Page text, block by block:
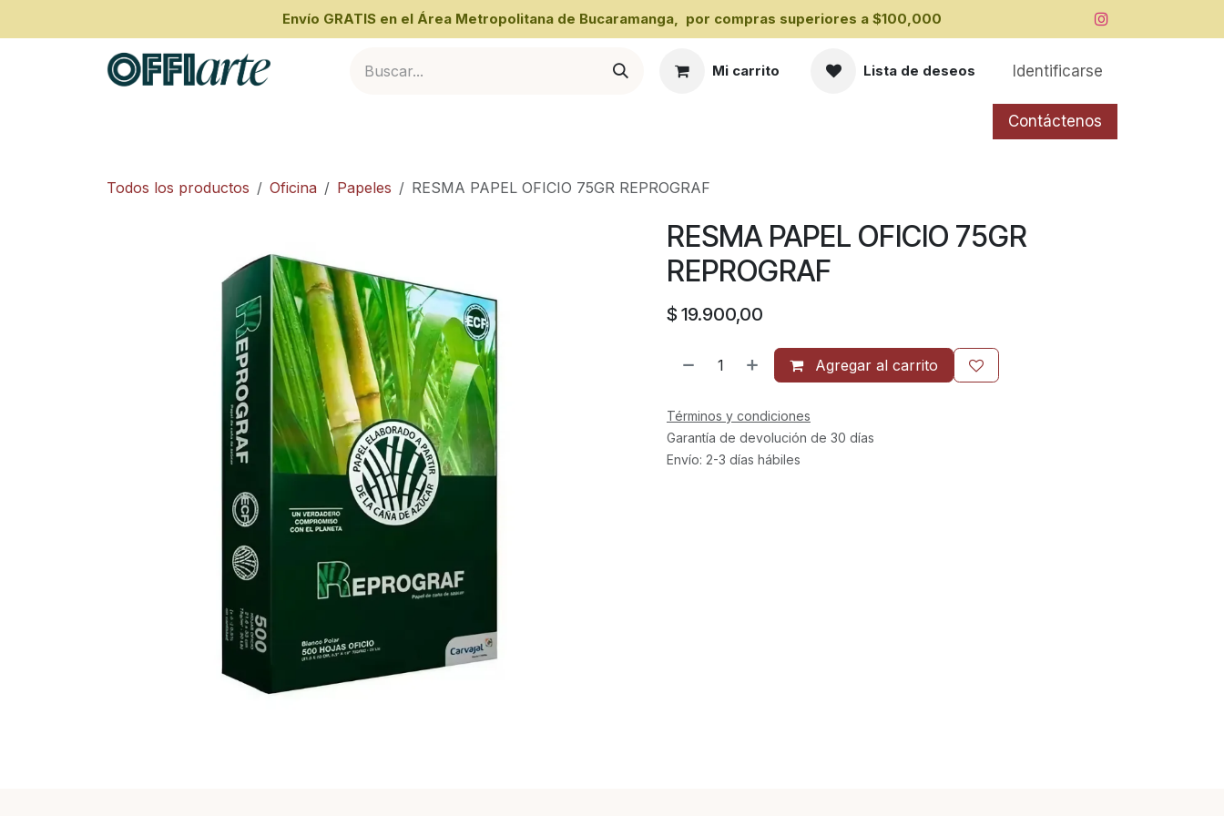
​Envío GRATIS en el Área Metropolitana de Bucaramanga, por compras superiores a ​$100,000
Mi carrito Lista de deseos Identificarse
Contáctenos
Todos los productos Oficina Papeles RESMA PAPEL OFICIO 75GR REPROGRAF
RESMA PAPEL OFICIO 75GR
REPROGRAF
$ 19.900,00
Agregar al carrito
Términos y condiciones
Garantía de devolución de 30 días
Envío: 2-3 días hábiles